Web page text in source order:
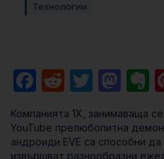
Технологии
Facebook
Reddit
Компанията 1Х, занимаваща
YouTube прелюбопитна
андроиди EVE са способни
извършват разнообразни